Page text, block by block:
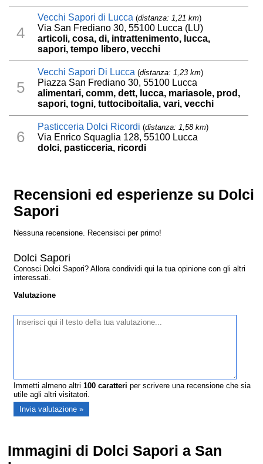
4
Vecchi Sapori di Lucca (distanza: 1,21 km)
Via San Frediano 30, 55100 Lucca (LU)
articoli, cosa, di, intrattenimento, lucca,
sapori, tempo libero, vecchi
5
Vecchi Sapori Di Lucca (distanza: 1,23 km)
Piazza San Frediano 30, 55100 Lucca
alimentari, comm, dett, lucca, mariasole, prod,
sapori, togni, tuttociboitalia, vari, vecchi
6
Pasticceria Dolci Ricordi (distanza: 1,58 km)
Via Enrico Squaglia 128, 55100 Lucca
dolci, pasticceria, ricordi
Recensioni ed esperienze su Dolci
Sapori
Nessuna recensione. Recensisci per primo!
Dolci Sapori
Conosci Dolci Sapori? Allora condividi qui la tua opinione con gli altri
interessati.
Valutazione
Immetti almeno altri100 caratteri per scrivere una recensione che sia
utile agli altri visitatori.
Immagini di Dolci Sapori a San